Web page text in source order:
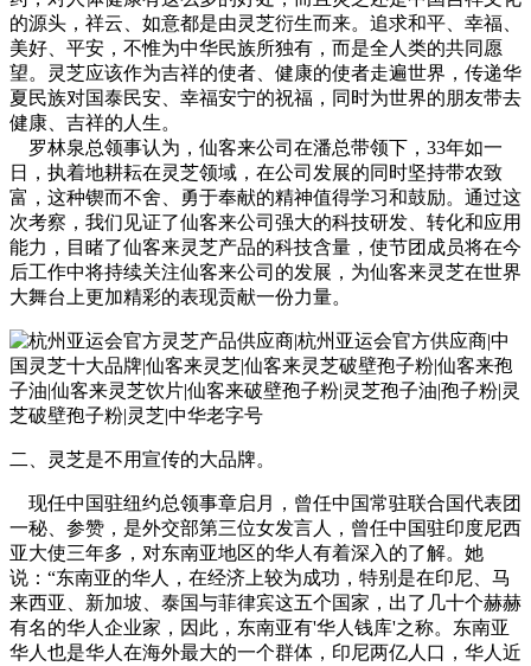
的源头，祥云、如意都是由灵芝衍生而来。追求和平、幸福、
美好、平安，不惟为中华民族所独有，而是全人类的共同愿
望。灵芝应该作为吉祥的使者、健康的使者走遍世界，传递华
夏民族对国泰民安、幸福安宁的祝福，同时为世界的朋友带去
健康、吉祥的人生。
罗林泉总领事认为，仙客来公司在潘总带领下，33年如一
日，执着地耕耘在灵芝领域，在公司发展的同时坚持带农致
富，这种锲而不舍、勇于奉献的精神值得学习和鼓励。通过这
次考察，我们见证了仙客来公司强大的科技研发、转化和应用
能力，目睹了仙客来灵芝产品的科技含量，使节团成员将在今
后工作中将持续关注仙客来公司的发展，为仙客来灵芝在世界
大舞台上更加精彩的表现贡献一份力量。
二、灵芝是不用宣传的大品牌。
现任中国驻纽约总领事章启月，曾任中国常驻联合国代表团
一秘、参赞，是外交部第三位女发言人，曾任中国驻印度尼西
亚大使三年多，对东南亚地区的华人有着深入的了解。她
说：“东南亚的华人，在经济上较为成功，特别是在印尼、马
来西亚、新加坡、泰国与菲律宾这五个国家，出了几十个赫赫
有名的华人企业家，因此，东南亚有'华人钱库'之称。东南亚
华人也是华人在海外最大的一个群体，印尼两亿人口，华人近